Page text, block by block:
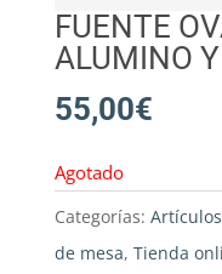
FUENTE
ALUMINO
55,00€
Agotado
Categorías:
de mesa, Tienda